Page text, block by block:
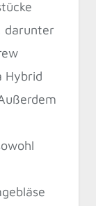
darunter
Hybrid